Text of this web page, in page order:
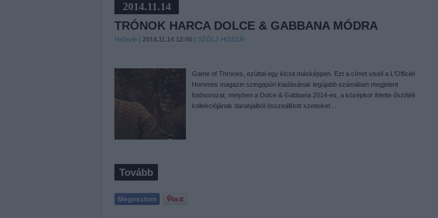
2014.11.14
TRÓNOK HARCA DOLCE & GABBANA MÓDRA
HeStyle | 2014.11.14 12:00 | SZÓLJ HOZZÁ!
Game of Thrones, ezúttal egy kicsit másképpen. Ezt a címet viseli a L'Officiel
Hommes magazin szingapúri kiadásának legújabb számában megjelent
fotósorozat, melyben a Dolce & Gabbana 2014-es, a középkor ihlette őszi/téli
kollekciójának darabjaiból összeállított szetteket…
Tovább